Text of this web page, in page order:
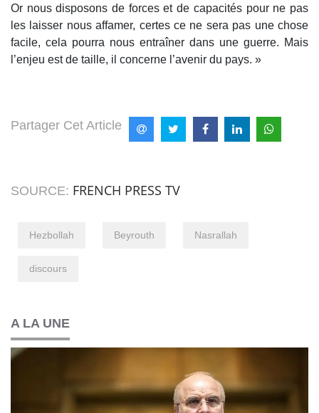
Or nous disposons de forces et de capacités pour ne pas
les laisser nous affamer, certes ce ne sera pas une chose
facile, cela pourra nous entraîner dans une guerre. Mais
l’enjeu est de taille, il concerne l’avenir du pays. »
Partager Cet Article
SOURCE: FRENCH PRESS TV
Hezbollah Beyrouth Nasrallah
discours
A LA UNE